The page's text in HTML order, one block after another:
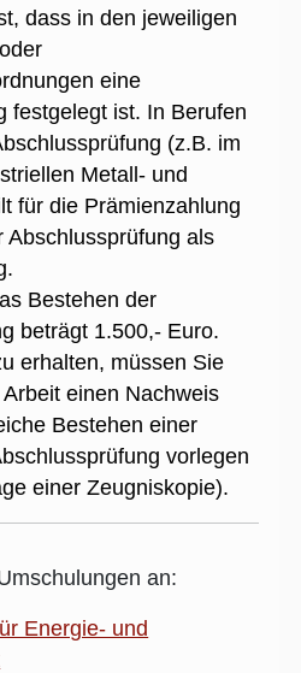
dass in den jeweiligen
eine
festgelegt ist. In Berufen
(z.B. im
Metall- und
für die Prämienzahlung
Abschlussprüfung als
Bestehen der
beträgt 1.500,- Euro.
erhalten, müssen Sie
einen Nachweis
Bestehen einer
vorlegen
einer Zeugniskopie).
an:
Energie- und